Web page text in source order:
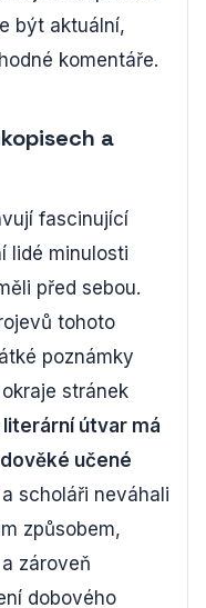
být aktuální,
komentáře.
a
fascinující
lidé minulosti
před sebou.
tohoto
poznámky
stránek
literární útvar má
učené
scholáři neváhali
způsobem,
zároveň
dobového